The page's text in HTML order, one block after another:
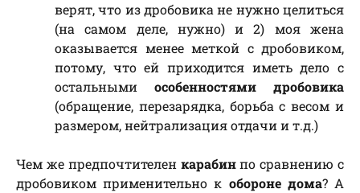
верят, что из дробовика не нужно целиться
(на самом деле, нужно) и 2) моя жена
оказывается менее меткой с дробовиком,
потому, что ей приходится иметь дело с
остальными особенностями дробовика
(обращение, перезарядка, борьба с весом и
размером, нейтрализация отдачи и т.д.)
Чем же предпочтителен карабинпо сравнению с
дробовиком применительно к обороне дома? А